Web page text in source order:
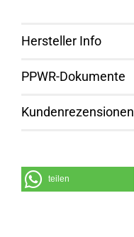
Hersteller Info
PPWR-Dokumente
Kundenrezensionen
teilen